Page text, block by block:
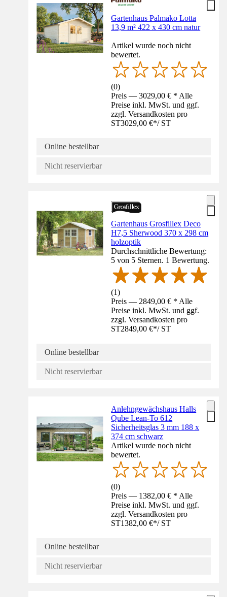
Gartenhaus Palmako Lotta
13,9 m² 422 x 430 cm natur
Artikel wurde noch nicht
bewertet.
(0)
Preis — 3029,00 € * Alle
Preise inkl. MwSt. und ggf.
zzgl. Versandkosten pro
ST3029,00 €*/ ST
Online bestellbar
Nicht reservierbar
Gartenhaus Grosfillex Deco
H7,5 Sherwood 370 x 298 cm
holzoptik
Durchschnittliche Bewertung:
5 von 5 Sternen. 1 Bewertung.
(1)
Preis — 2849,00 € * Alle
Preise inkl. MwSt. und ggf.
zzgl. Versandkosten pro
ST2849,00 €*/ ST
Online bestellbar
Nicht reservierbar
Anlehngewächshaus Halls
Qube Lean-To 612
Sicherheitsglas 3 mm 188 x
374 cm schwarz
Artikel wurde noch nicht
bewertet.
(0)
Preis — 1382,00 € * Alle
Preise inkl. MwSt. und ggf.
zzgl. Versandkosten pro
ST1382,00 €*/ ST
Online bestellbar
Nicht reservierbar